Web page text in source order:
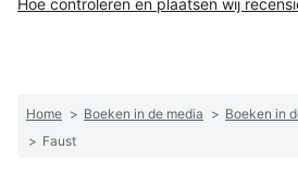
Hoe controleren en plaatsen wij
Home > Boeken in de media > Boeken in
> Faust